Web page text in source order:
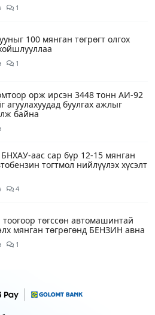
1
100 мянган төгрөгт олгох
1
орж ирсэн 3448 тонн АИ-92
агуулахуудад буулгах ажлыг
байна
аас сар бүр 12-15 мянган
тогтмол нийлүүлэх хүсэлт
4
төгссөн автомашинтай
мянган төгрөгөнд БЕНЗИН авна
1
баяр”-ын өдөр